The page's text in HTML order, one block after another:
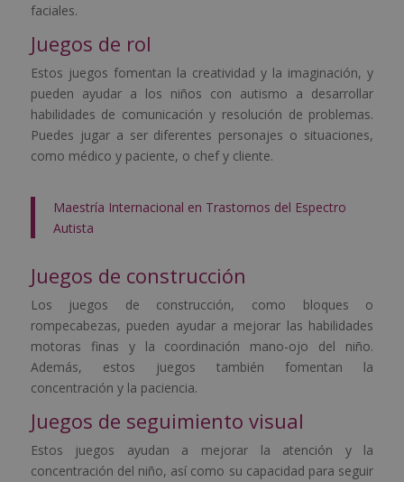
faciales.
Juegos de rol
Estos juegos fomentan la creatividad y la imaginación, y
pueden ayudar a los niños con autismo a desarrollar
habilidades de comunicación y resolución de problemas.
Puedes jugar a ser diferentes personajes o situaciones,
como médico y paciente, o chef y cliente.
Maestría Internacional en Trastornos del Espectro
Autista
Juegos de construcción
Los juegos de construcción, como bloques o
rompecabezas, pueden ayudar a mejorar las habilidades
motoras finas y la coordinación mano-ojo del niño.
Además, estos juegos también fomentan la
concentración y la paciencia.
Juegos de seguimiento visual
Estos juegos ayudan a mejorar la atención y la
concentración del niño, así como su capacidad para seguir